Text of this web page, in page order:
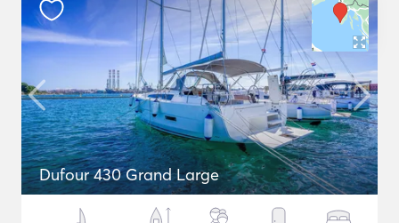
Dufour 430 Grand Large